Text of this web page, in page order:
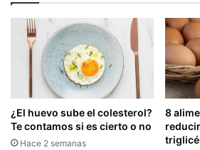
¿El huevo sube el colesterol?
Te contamos si es cierto o no
Hace 2 semanas
8